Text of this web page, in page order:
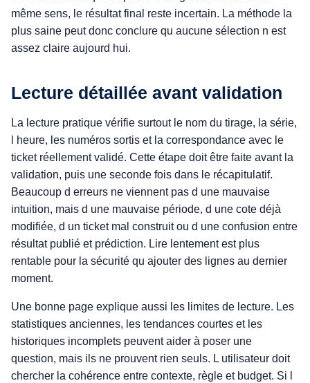
même sens, le résultat final reste incertain. La méthode la
plus saine peut donc conclure qu aucune sélection n est
assez claire aujourd hui.
Lecture détaillée avant validation
La lecture pratique vérifie surtout le nom du tirage, la série,
l heure, les numéros sortis et la correspondance avec le
ticket réellement validé. Cette étape doit être faite avant la
validation, puis une seconde fois dans le récapitulatif.
Beaucoup d erreurs ne viennent pas d une mauvaise
intuition, mais d une mauvaise période, d une cote déjà
modifiée, d un ticket mal construit ou d une confusion entre
résultat publié et prédiction. Lire lentement est plus
rentable pour la sécurité qu ajouter des lignes au dernier
moment.
Une bonne page explique aussi les limites de lecture. Les
statistiques anciennes, les tendances courtes et les
historiques incomplets peuvent aider à poser une
question, mais ils ne prouvent rien seuls. L utilisateur doit
chercher la cohérence entre contexte, règle et budget. Si l